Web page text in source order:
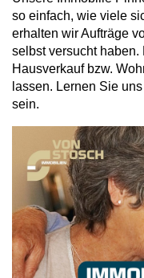
so einfach, wie viele
erhalten wir Aufträge
selbst versucht
Hausverkauf bzw.
lassen. Lernen Sie
sein.